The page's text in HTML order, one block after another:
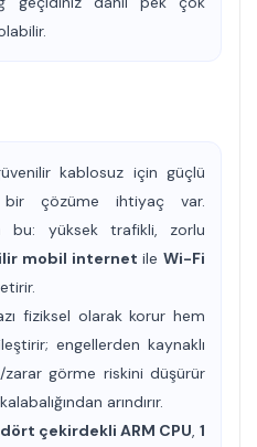
kablosuz için güçlü
çözüme ihtiyaç var.
yüksek trafikli, zorlu
mobil internet ileWi-Fi
fiziksel olarak korur hem
engellerden kaynaklı
zarar görme riskini düşürür
arındırır.
dört çekirdekli ARM CPU, 1